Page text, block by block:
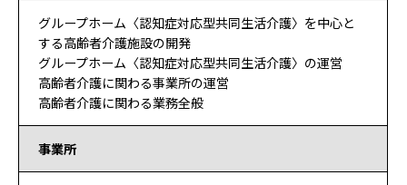
グループホーム〈認知症対応型共同生活介護〉を中心と
する高齢者介護施設の開発
グループホーム〈認知症対応型共同生活介護〉の運営
高齢者介護に関わる事業所の運営
高齢者介護に関わる業務全般
事業所